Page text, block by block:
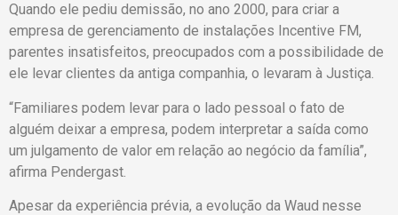
Quando ele pediu demissão, no ano 2000, para criar a
empresa de gerenciamento de instalações Incentive FM,
parentes insatisfeitos, preocupados com a possibilidade de
ele levar clientes da antiga companhia, o levaram à Justiça.
“Familiares podem levar para o lado pessoal o fato de
alguém deixar a empresa, podem interpretar a saída como
um julgamento de valor em relação ao negócio da família”,
afirma Pendergast.
Apesar da experiência prévia, a evolução da Waud nesse